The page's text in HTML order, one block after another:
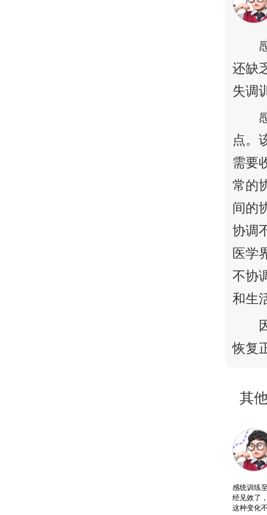
还缺
失调
点。
需要
常的
间的
协调
医学
不协
和生
恢复
其
感统训练
经见效了
这种变化